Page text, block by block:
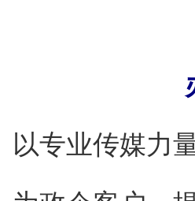
以专业传媒力